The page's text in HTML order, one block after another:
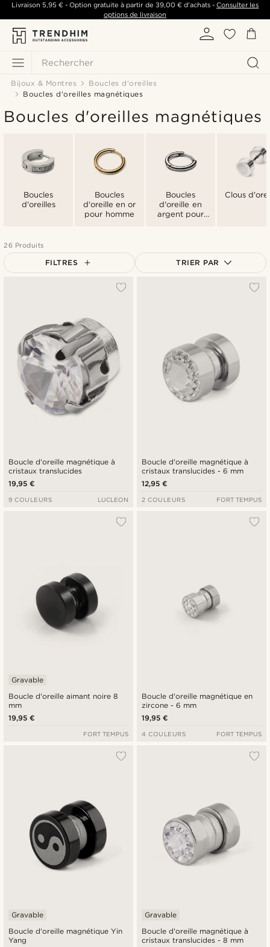
Rechercher
Livraison 5,95 €- Option gratuite à partir de 39,00 €d'achats -Consulter les
options de livraison
Bijoux & Montres
Boucles d'oreilles
Boucles d'oreilles magnétiques
Boucles d'oreilles magnétiques
Boucles
d'oreilles
Boucles
d'oreille en or
pour homme
Boucles
d'oreille en
argent pour
Clous
26 Produits
FILTRES TRIER PAR
Prix décroissant
Boucle d'oreille magnétique à
cristaux translucides
19,95 €
9 COULEURS LUCLEON
Boucle d'oreille magnétique à
cristaux translucides - 6 mm
12,95 €
2 COULEURS FORT TEMPUS
Boucle d'oreille aimant noire 8
mm
Gravable
19,95 €
FORT TEMPUS
Boucle d'oreille magnétique en
zircone - 6 mm
19,95 €
4 COULEURS FORT TEMPUS
Boucle d'oreille magnétique Yin
Yang
Gravable
Boucle d'oreille magnétique à
cristaux translucides - 8 mm
Gravable